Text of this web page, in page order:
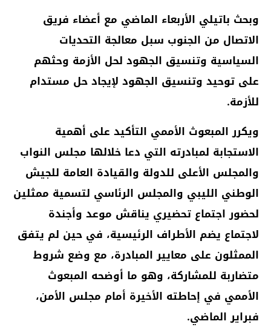
وبحث باتيلي الأربعاء الماضي مع أعضاء فريق
الاتصال من الجنوب سبل معالجة التحديات
السياسية وتنسيق الجهود لحل الأزمة وحثهم
على توحيد وتنسيق الجهود لإيجاد حل مستدام
للأزمة.
ويكرر المبعوث الأممي التأكيد على أهمية
الاستجابة لمبادرته التي دعا خلالها مجلس النواب
والمجلس الأعلى للدولة والقيادة العامة للجيش
الوطني الليبي والمجلس الرئاسي لتسمية ممثلين
لحضور اجتماع تحضيري يناقش موعد وأجندة
لاجتماع يضم الأطراف الرئيسية، في حين لم يتفق
الممثلون على معايير المبادرة، مع وضع شروط
متضاربة للمشاركة، وهو ما أوضحه المبعوث
الأممي في إحاطته الأخيرة أمام مجلس الأمن،
فبراير الماضي.